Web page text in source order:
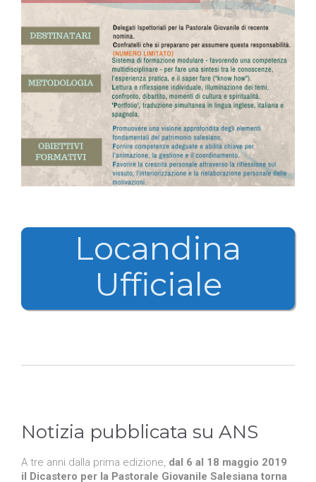
Locandina
Ufficiale
Notizia pubblicata su ANS
A tre anni dalla prima edizione, dal 6 al 18 maggio 2019
il Dicastero per la Pastorale Giovanile Salesiana torna